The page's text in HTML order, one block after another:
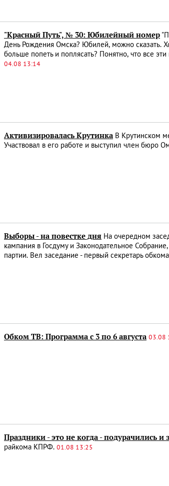
"Красный Путь", № 30: Юбилейный номер
День Рождения Омска? Юбилей, можно сказать.
больше попеть и поплясать? Понятно, что все
04.08 13:14
Активизировалась Крутинка В Крутинском
Участвовал в его работе и выступил член бюро
Выборы - на повестке дня На очередном
кампания в Госдуму и Законодательное
партии. Вел заседание - первый секретарь
Обком ТВ: Программа с 3 по 6 августа 03.08
Праздники - это не когда - подурачились и
райкома КПРФ. 01.08 13:25